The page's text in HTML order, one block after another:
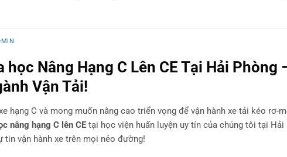
học Nâng Hạng C Lên CE Tại Hải Phòng
Vận Tải!
hạng C và mong muốn nâng cao triển vọng để vận hành xe tải kéo rơ-
nâng hạng C lên CE tại học viện huấn luyện uy tín của chúng tôi tại
tin vận hành xe trên mọi nẻo đường!